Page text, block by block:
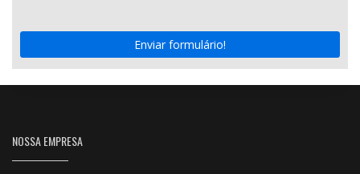
Enviar formulário!
NOSSA EMPRESA